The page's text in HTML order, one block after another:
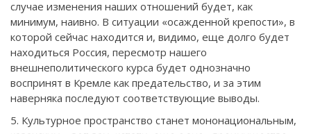
случае изменения наших отношений будет, как
минимум, наивно. В ситуации «осажденной крепости», в
которой сейчас находится и, видимо, еще долго будет
находиться Россия, пересмотр нашего
внешнеполитического курса будет однозначно
воспринят в Кремле как предательство, и за этим
наверняка последуют соответствующие выводы.
5. Культурное пространство станет мононациональным,